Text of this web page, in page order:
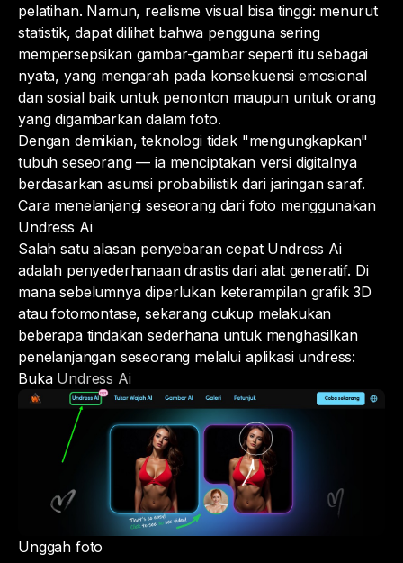
pelatihan. Namun, realisme visual bisa tinggi: menurut
statistik, dapat dilihat bahwa pengguna sering
mempersepsikan gambar-gambar seperti itu sebagai
nyata, yang mengarah pada konsekuensi emosional
dan sosial baik untuk penonton maupun untuk orang
yang digambarkan dalam foto.
Dengan demikian, teknologi tidak "mengungkapkan"
tubuh seseorang — ia menciptakan versi digitalnya
berdasarkan asumsi probabilistik dari jaringan saraf.
Cara menelanjangi seseorang dari foto menggunakan
Undress Ai
Salah satu alasan penyebaran cepat Undress Ai
adalah penyederhanaan drastis dari alat generatif. Di
mana sebelumnya diperlukan keterampilan grafik 3D
atau fotomontase, sekarang cukup melakukan
beberapa tindakan sederhana untuk menghasilkan
penelanjangan seseorang melalui aplikasi undress:
Buka Undress Ai
Unggah foto